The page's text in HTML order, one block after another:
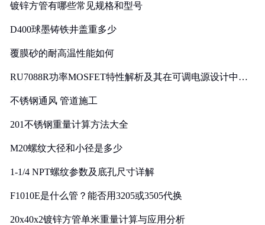
镀锌方管有哪些常见规格和型号
D400球墨铸铁井盖重多少
覆膜砂的耐高温性能如何
RU7088R功率MOSFET特性解析及其在可调电源设计中的
不锈钢通风 管道施工
201不锈钢重量计算方法大全
M20螺纹大径和小径是多少
1-1/4 NPT螺纹参数及底孔尺寸详解
F1010E是什么管？能否用3205或3505代换
20x40x2镀锌方管单米重量计算与应用分析